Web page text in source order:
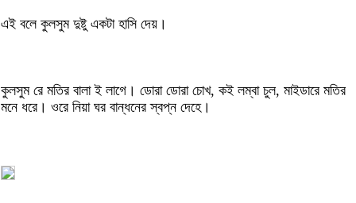
এই বলে কুলসুম দুষ্টু একটা হাসি দেয়।
কুলসুম রে মতির বালা ই লাগে। ডোরা ডোরা চোখ, কই লম্বা চুল, মাইডারে মতির
মনে ধরে। ওরে নিয়া ঘর বান্ধনের স্বপ্ন দেহে।